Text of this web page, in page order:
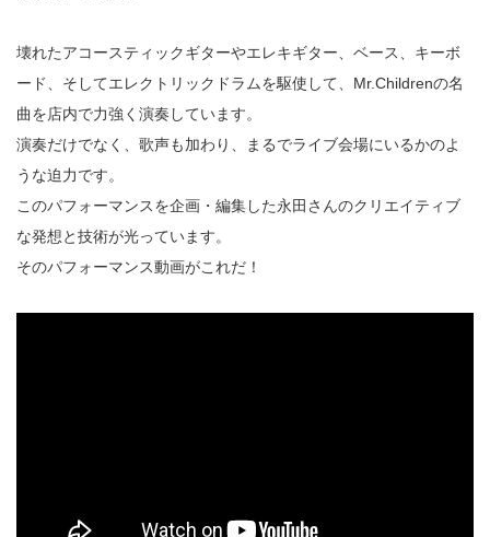
壊れたアコースティックギターやエレキギター、ベース、キーボ
ード、そしてエレクトリックドラムを駆使して、Mr.Childrenの名
曲を店内で力強く演奏しています。
演奏だけでなく、歌声も加わり、まるでライブ会場にいるかのよ
うな迫力です。
このパフォーマンスを企画・編集した永田さんのクリエイティブ
な発想と技術が光っています。
そのパフォーマンス動画がこれだ！